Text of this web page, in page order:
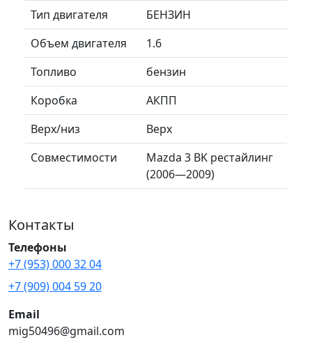
Тип двигателя
БЕНЗИН
Объем двигателя
1.6
Топливо
бензин
Коробка
АКПП
Верх/низ
Верх
Совместимости
Mazda 3 BK рестайлинг
(2006—2009)
Контакты
Телефоны
+7 (953) 000 32 04
+7 (909) 004 59 20
Email
mig50496@gmail.com